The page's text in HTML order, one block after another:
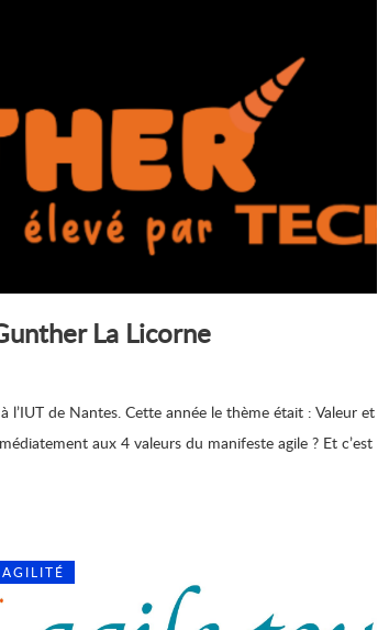
La Licorne
l’IUT de Nantes. Cette année le thème était : Valeur et
aux 4 valeurs du manifeste agile ? Et c’est
AGILITÉ